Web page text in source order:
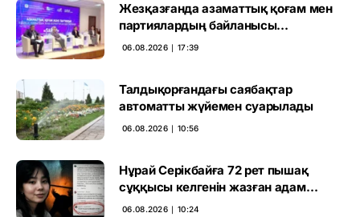
Жезқазғанда азаматтық қоғам мен
партиялардың байланысы
талқыланды
06.08.2026 ∣ 17:39
Талдықорғандағы саябақтар
автоматты жүйемен суарылады
06.08.2026 ∣ 10:56
Нұрай Серікбайға 72 рет пышақ
сұққысы келгенін жазған адам
ұсталды
06.08.2026 ∣ 10:24